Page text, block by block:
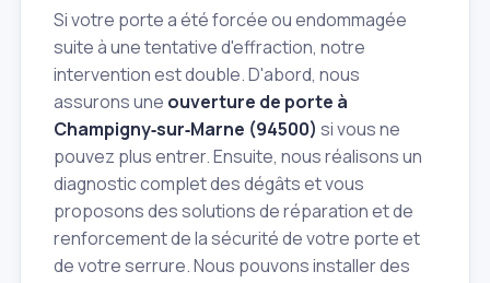
Si votre porte a été forcée ou endommagée
suite à une tentative d'effraction, notre
intervention est double. D'abord, nous
assurons une ouverture de porte à
Champigny‑sur‑Marne (94500) si vous ne
pouvez plus entrer. Ensuite, nous réalisons un
diagnostic complet des dégâts et vous
proposons des solutions de réparation et de
renforcement de la sécurité de votre porte et
de votre serrure. Nous pouvons installer des